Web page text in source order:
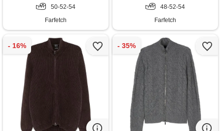
50-52-54
Farfetch
48-52-54
Farfetch